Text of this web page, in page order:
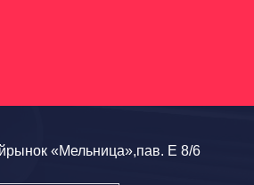
«Мельница»,пав. Е 8/6